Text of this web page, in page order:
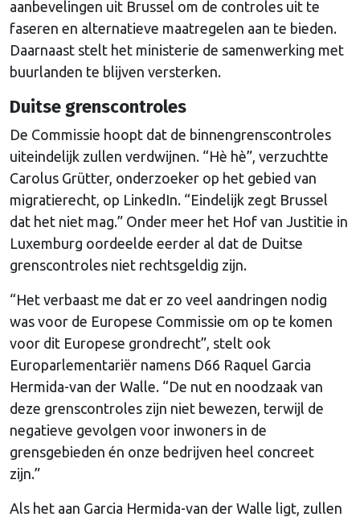
aanbevelingen uit Brussel om de controles uit te
faseren en alternatieve maatregelen aan te bieden.
Daarnaast stelt het ministerie de samenwerking met
buurlanden te blijven versterken.
Duitse grenscontroles
De Commissie hoopt dat de binnengrenscontroles
uiteindelijk zullen verdwijnen. “Hè hè”, verzuchtte
Carolus Grütter, onderzoeker op het gebied van
migratierecht, op LinkedIn. “Eindelijk zegt Brussel
dat het niet mag.” Onder meer het Hof van Justitie in
Luxemburg oordeelde eerder al dat de Duitse
grenscontroles niet rechtsgeldig zijn.
“Het verbaast me dat er zo veel aandringen nodig
was voor de Europese Commissie om op te komen
voor dit Europese grondrecht”, stelt ook
Europarlementariër namens D66 Raquel Garcia
Hermida-van der Walle. “De nut en noodzaak van
deze grenscontroles zijn niet bewezen, terwijl de
negatieve gevolgen voor inwoners in de
grensgebieden én onze bedrijven heel concreet
zijn.”
Als het aan Garcia Hermida-van der Walle ligt, zullen